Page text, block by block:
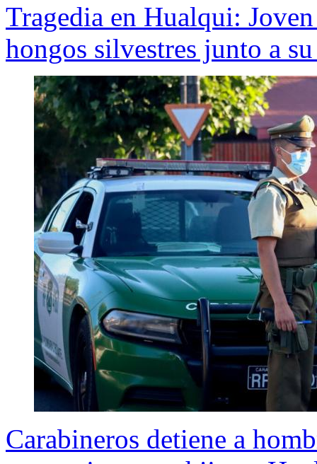
Tragedia en Hualqui:
hongos silvestres junto a
Carabineros detiene a